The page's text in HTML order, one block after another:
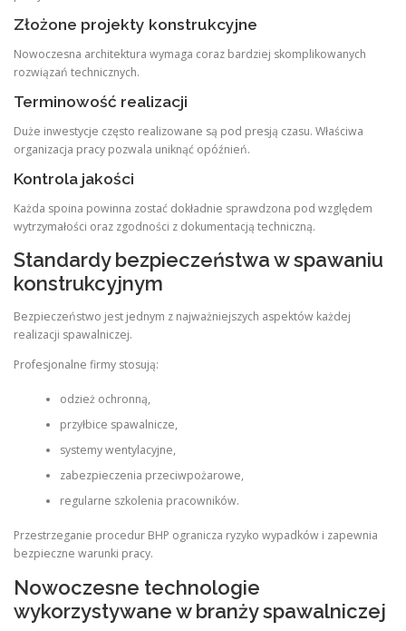
Złożone projekty konstrukcyjne
Nowoczesna architektura wymaga coraz bardziej skomplikowanych
rozwiązań technicznych.
Terminowość realizacji
Duże inwestycje często realizowane są pod presją czasu. Właściwa
organizacja pracy pozwala uniknąć opóźnień.
Kontrola jakości
Każda spoina powinna zostać dokładnie sprawdzona pod względem
wytrzymałości oraz zgodności z dokumentacją techniczną.
Standardy bezpieczeństwa w spawaniu
konstrukcyjnym
Bezpieczeństwo jest jednym z najważniejszych aspektów każdej
realizacji spawalniczej.
Profesjonalne firmy stosują:
odzież ochronną,
przyłbice spawalnicze,
systemy wentylacyjne,
zabezpieczenia przeciwpożarowe,
regularne szkolenia pracowników.
Przestrzeganie procedur BHP ogranicza ryzyko wypadków i zapewnia
bezpieczne warunki pracy.
Nowoczesne technologie
wykorzystywane w branży spawalniczej